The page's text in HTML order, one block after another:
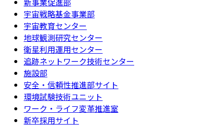
宇宙戦略基金事業部
宇宙教育センター
地球観測研究センター
衛星利用運用センター
追跡ネットワーク技術センター
施設部
安全・信頼性推進部サイト
環境試験技術ユニット
ワーク・ライフ変革推進室
新卒採用サイト